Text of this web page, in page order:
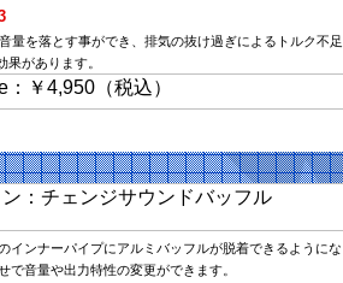
量を落とす事ができ、排気の抜け過ぎによるトルク不足
果があります。
インナーパイプにアルミバッフルが脱着できるようにな
で音量や出力特性の変更ができます。